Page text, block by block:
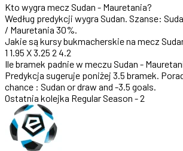
Kto wygra mecz Sudan - Mauretania?
Według predykcji wygra Sudan . Szanse:
/ Mauretania 30%
Jakie są kursy bukmacherskie na mecz
1 1.95 X3.25 2 4.2
Ile bramek padnie w meczu Sudan -
Predykcja sugeruje poniżej 3.5 bramek
chance : Sudan or draw and -3.5 goals.
Ostatnia kolejka Regular Season - 2